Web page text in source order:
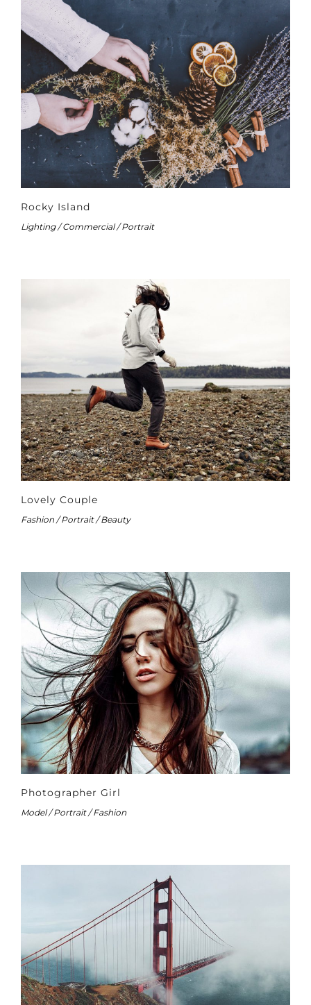
Rocky Island
Lighting / Commercial / Portrait
Lovely Couple
Fashion / Portrait / Beauty
Photographer Girl
Model / Portrait / Fashion